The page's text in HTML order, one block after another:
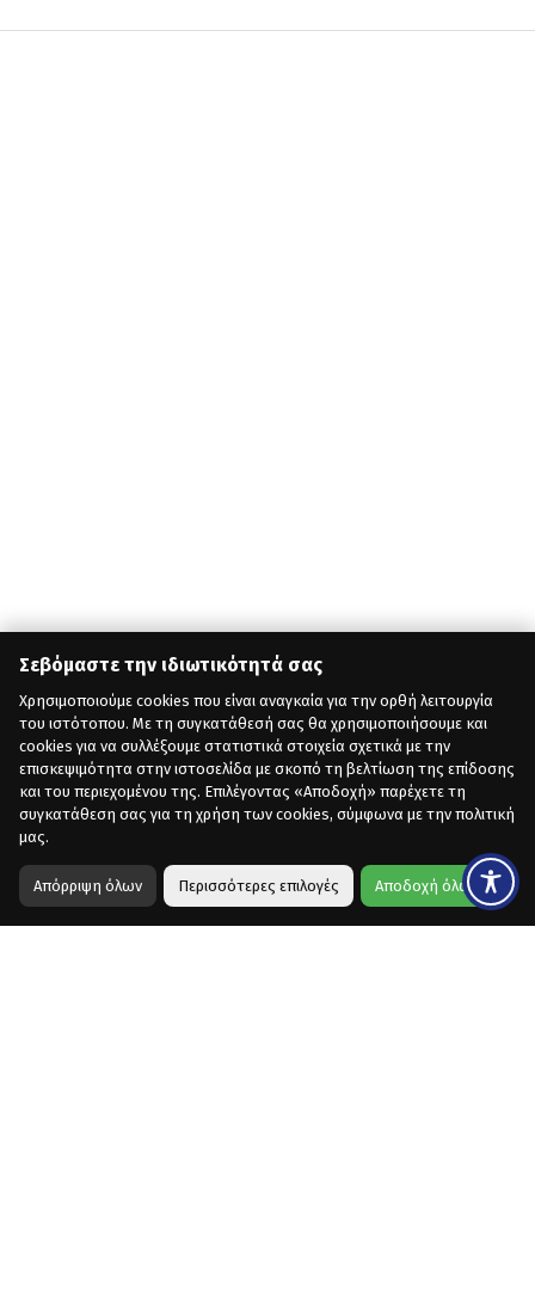
Σεβόμαστε την ιδιωτικότητά σας
Χρησιμοποιούμε cookies που είναι αναγκαία για την ορθή λειτουργία
του ιστότοπου. Με τη συγκατάθεσή σας θα χρησιμοποιήσουμε και
cookies για να συλλέξουμε στατιστικά στοιχεία σχετικά με την
επισκεψιμότητα στην ιστοσελίδα με σκοπό τη βελτίωση της επίδοσης
και του περιεχομένου της. Επιλέγοντας «Αποδοχή» παρέχετε τη
συγκατάθεση σας για τη χρήση των cookies, σύμφωνα με την πολιτική
μας.
Απόρριψη όλων Περισσότερες επιλογές Αποδοχή όλων